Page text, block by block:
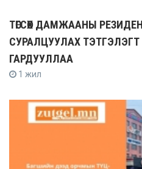
ТӨГСӨХ ДАМЖААНЫ
СУРАЛЦУУЛАХ ТЭТГЭЛЭГТ
ГАРДУУЛЛАА
1 жил